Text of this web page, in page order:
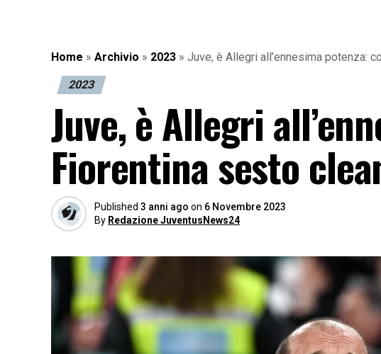
Home » Archivio » 2023 » Juve, è Allegri all’ennesima potenza:
2023
Juve, è Allegri
Fiorentina sesto
Published 3 anni ago on 6 Novembre 2023
By Redazione JuventusNews24